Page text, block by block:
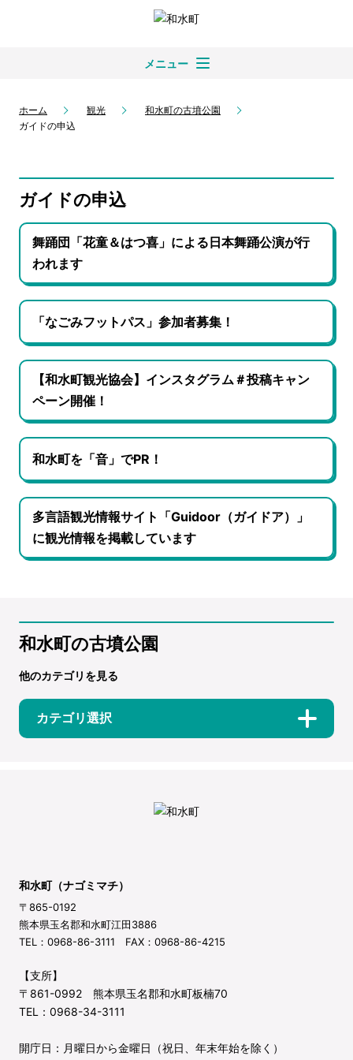
メニュー
ホーム 観光
和水町の古墳公園
ガイドの申込
ガイドの申込
舞踊団「花童＆はつ喜」による日本舞踊公演が行
われます
「なごみフットパス」参加者募集！
【和水町観光協会】インスタグラム＃投稿キャン
ペーン開催！
和水町を「音」でPR！
多言語観光情報サイト「Guidoor（ガイドア）」
に観光情報を掲載しています
和水町の古墳公園
他のカテゴリを見る
カテゴリ選択
和水町（ナゴミマチ）
〒865-0192
熊本県玉名郡和水町江田3886
TEL：0968-86-3111 FAX：0968-86-4215
【支所】
〒861-0992 熊本県玉名郡和水町板楠70
TEL：0968-34-3111
開庁日：月曜日から金曜日（祝日、年末年始を除く）